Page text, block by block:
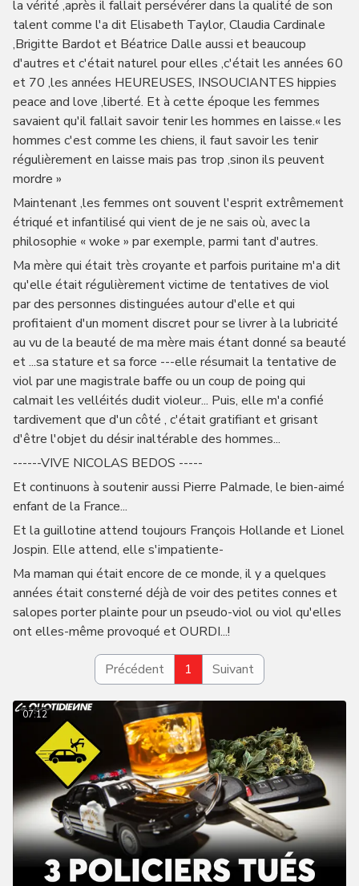
la vérité ,après il fallait persévérer dans la qualité de son
talent comme l'a dit Elisabeth Taylor, Claudia Cardinale
,Brigitte Bardot et Béatrice Dalle aussi et beaucoup
d'autres et c'était naturel pour elles ,c'était les années 60
et 70 ,les années HEUREUSES, INSOUCIANTES hippies
peace and love ,liberté. Et à cette époque les femmes
savaient qu'il fallait savoir tenir les hommes en laisse.« les
hommes c'est comme les chiens, il faut savoir les tenir
régulièrement en laisse mais pas trop ,sinon ils peuvent
mordre »
Maintenant ,les femmes ont souvent l'esprit extrêmement
étriqué et infantilisé qui vient de je ne sais où, avec la
philosophie « woke » par exemple, parmi tant d'autres.
Ma mère qui était très croyante et parfois puritaine m'a dit
qu'elle était régulièrement victime de tentatives de viol
par des personnes distinguées autour d'elle et qui
profitaient d'un moment discret pour se livrer à la lubricité
au vu de la beauté de ma mère mais étant donné sa beauté
et ...sa stature et sa force ---elle résumait la tentative de
viol par une magistrale baffe ou un coup de poing qui
calmait les velléités dudit violeur... Puis, elle m'a confié
tardivement que d'un côté , c'était gratifiant et grisant
d'être l'objet du désir inaltérable des hommes...
------VIVE NICOLAS BEDOS -----
Et continuons à soutenir aussi Pierre Palmade, le bien-aimé
enfant de la France...
Et la guillotine attend toujours François Hollande et Lionel
Jospin. Elle attend, elle s'impatiente-
Ma maman qui était encore de ce monde, il y a quelques
années était consterné déjà de voir des petites connes et
salopes porter plainte pour un pseudo-viol ou viol qu'elles
ont elles-même provoqué et OURDI...!
Précédent 1 Suivant
07:12